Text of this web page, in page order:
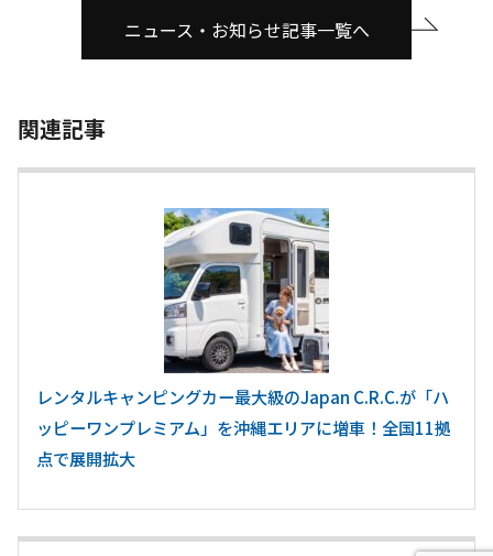
ニュース・お知らせ記事一覧へ
関連記事
レンタルキャンピングカー最大級のJapan C.R.C.が「ハ
ッピーワンプレミアム」を沖縄エリアに増車！全国11拠
点で展開拡大